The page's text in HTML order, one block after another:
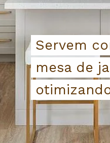
Servem
mesa de
Servem
mesa de